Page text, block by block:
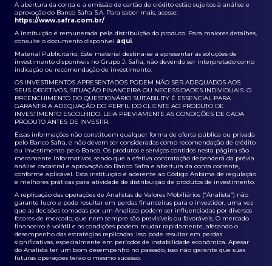
A abertura da conta e a emissão de cartão de crédito estão sujeitos à análise e
aprovação do Banco Safra S.A. Para saber mais, acesse:
https://www.safra.com.br/
A instituição é remunerada pela distribuição do produto. Para maiores detalhes,
consulte o documento disponível aqui.
Material Publicitário. Este material destina-se a apresentar as soluções de
investimento disponíveis no Grupo J. Safra, não devendo ser interpretado como
indicação ou recomendação de investimento.
OS INVESTIMENTOS APRESENTADOS PODEM NÃO SER ADEQUADOS AOS
SEUS OBJETIVOS, SITUAÇÃO FINANCEIRA OU NECESSIDADES INDIVIDUAIS. O
PREENCHIMENTO DO QUESTIONÁRIO SUITABILITY É ESSENCIAL PARA
GARANTIR A ADEQUAÇÃO DO PERFIL DO CLIENTE AO PRODUTO DE
INVESTIMENTO ESCOLHIDO. LEIA PREVIAMENTE AS CONDIÇÕES DE CADA
PRODUTO ANTES DE INVESTIR.
Essas informações não constituem qualquer forma de oferta pública ou privada
pelo Banco Safra, e não devem ser consideradas como recomendação de crédito
ou investimento pelo Banco. Os produtos e serviços contidos nesta página são
meramente informativos, sendo que a efetiva contratação dependerá da prévia
análise cadastral e aprovação do Banco Safra e abertura da conta corrente,
conforme aplicável. Esta instituição é aderente ao Código Anbima de regulação
e melhores práticas para atividade de distribuição de produtos de investimento.
A replicação das operações de Analistas de Valores Mobiliários (“Analista”) não
garante lucro e pode resultar em perdas financeiras para o investidor, uma vez
que as decisões tomadas por um Analista podem ser influenciadas por diversos
fatores de mercado, que nem sempre são previsíveis ou favoráveis. O mercado
financeiro é volátil e as condições podem mudar rapidamente, afetando o
desempenho das estratégias replicadas. Isso pode resultar em perdas
significativas, especialmente em períodos de instabilidade econômica. Apesar
do Analista ter um bom desempenho no passado, isso não garante que suas
futuras operações terão o mesmo sucesso.